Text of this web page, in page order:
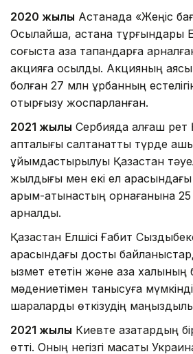
2020 жылы Астанада «Жеңіс
Осылайша, астана тұрғындары
соғыста қаза тапқандарға
акцияға қосылды. Акцияның
болған 27 млн құрбанның
отырғызу жоспарланған.
2021 жылы Сербияда алғаш рет
апталығы салтанатты түрде
ұйымдастырылуы Қазақстан
жылдығы мен екі ел арасындағы
қарым-қатынастың орнағанына
арналды.
Қазақстан Елшісі Ғабит
арасындағы достық
қызмет ететін және қазақ
мәдениетімен танысуға
шараларды өткізудің
2021 жылы Киевте қазақтардың
өтті. Оның негізгі мақсаты